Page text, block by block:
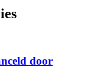
door